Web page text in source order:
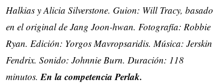
Halkias y Alicia Silverstone. Guion: Will Tracy, basado
en el original de Jang Joon-hwan. Fotografía: Robbie
Ryan. Edición: Yorgos Mavropsaridis. Música: Jerskin
Fendrix. Sonido: Johnnie Burn. Duración: 118
minutos.En la competencia Perlak.